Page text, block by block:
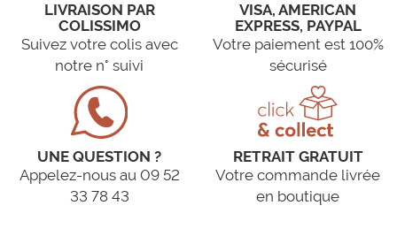
LIVRAISON PAR
COLISSIMO
Suivez votre colis avec
notre n° suivi
VISA, AMERICAN
EXPRESS, PAYPAL
Votre paiement est 100%
sécurisé
UNE QUESTION ?
Appelez-nous au 09 52
33 78 43
RETRAIT GRATUIT
Votre commande livrée
en boutique